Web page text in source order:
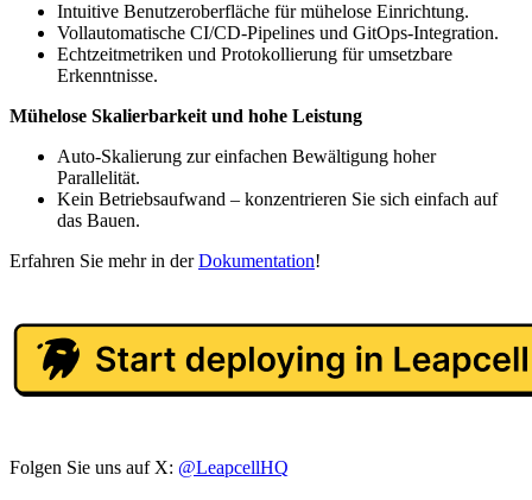
Intuitive Benutzeroberfläche für mühelose Einrichtung.
Vollautomatische CI/CD-Pipelines und GitOps-Integration.
Echtzeitmetriken und Protokollierung für umsetzbare
Erkenntnisse.
Mühelose Skalierbarkeit und hohe Leistung
Auto-Skalierung zur einfachen Bewältigung hoher
Parallelität.
Kein Betriebsaufwand – konzentrieren Sie sich einfach auf
das Bauen.
Erfahren Sie mehr in derDokumentation!
Folgen Sie uns auf X: @LeapcellHQ